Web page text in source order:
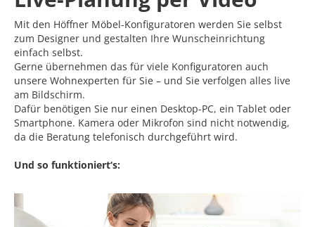
Mit den Höffner Möbel-Konfiguratoren werden Sie selbst
zum Designer und gestalten Ihre Wunscheinrichtung
einfach selbst.
Gerne übernehmen das für viele Konfiguratoren auch
unsere Wohnexperten für Sie – und Sie verfolgen alles live
am Bildschirm.
Dafür benötigen Sie nur einen Desktop-PC, ein Tablet oder
Smartphone. Kamera oder Mikrofon sind nicht notwendig,
da die Beratung telefonisch durchgeführt wird.
Und so funktioniert‘s: